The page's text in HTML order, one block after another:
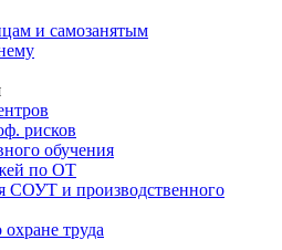
и самозанятым
рисков
обучения
по ОТ
СОУТ и производственного
труда